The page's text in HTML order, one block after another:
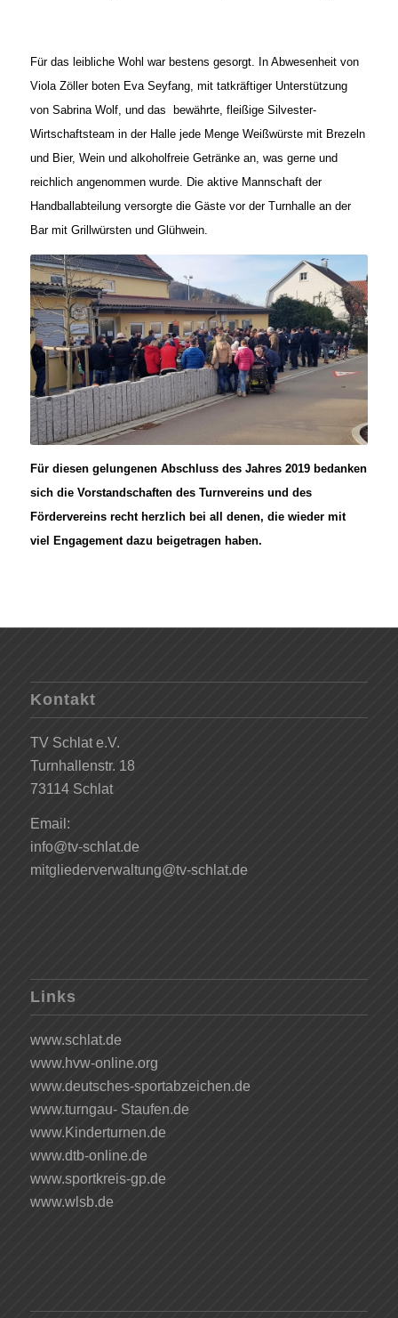
Für das leibliche Wohl war bestens gesorgt. In Abwesenheit von
Viola Zöller boten Eva Seyfang, mit tatkräftiger Unterstützung
von Sabrina Wolf, und das bewährte, fleißige Silvester-
Wirtschaftsteam in der Halle jede Menge Weißwürste mit Brezeln
und Bier, Wein und alkoholfreie Getränke an, was gerne und
reichlich angenommen wurde. Die aktive Mannschaft der
Handballabteilung versorgte die Gäste vor der Turnhalle an der
Bar mit Grillwürsten und Glühwein.
Für diesen gelungenen Abschluss des Jahres 2019 bedanken
sich die Vorstandschaften des Turnvereins und des
Fördervereins recht herzlich bei all denen, die wieder mit
viel Engagement dazu beigetragen haben.
Kontakt
TV Schlat e.V.
Turnhallenstr. 18
73114 Schlat
Email:
info@tv-schlat.de
mitgliederverwaltung@tv-schlat.de
Links
www.schlat.de
www.hvw-online.org
www.deutsches-sportabzeichen.de
www.turngau- Staufen.de
www.Kinderturnen.de
www.dtb-online.de
www.sportkreis-gp.de
www.wlsb.de